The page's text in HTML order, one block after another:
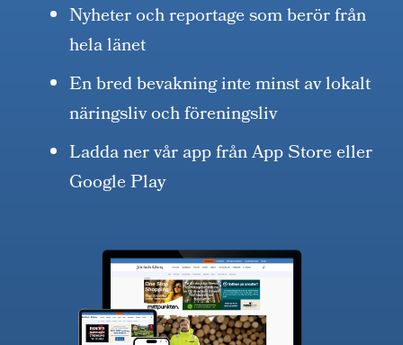
Nyheter och reportage som berör från
hela länet
En bred bevakning inte minst av lokalt
näringsliv och föreningsliv
Ladda ner vår app från App Store eller
Google Play